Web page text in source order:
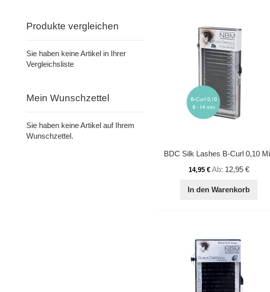
BDC Silk Lashes B-Curl 0,10
14,95 € Ab 12,95 €
In den Warenkorb
Produkte vergleichen
Sie haben keine Artikel in Ihrer
Vergleichsliste
Mein Wunschzettel
Sie haben keine Artikel auf Ihrem
Wunschzettel.